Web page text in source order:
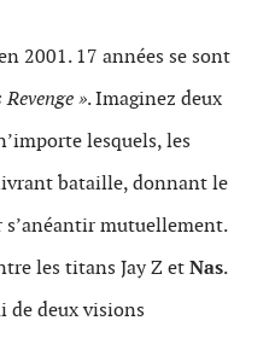
2001. 17 années se sont
Revenge ». Imaginez deux
lesquels, les
bataille, donnant le
s’anéantir mutuellement.
les titans Jay Z etNas.
de deux visions